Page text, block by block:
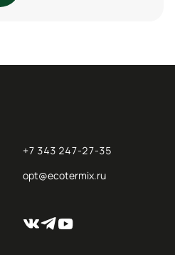
+7 343 247-27-35
opt@ecotermix.ru